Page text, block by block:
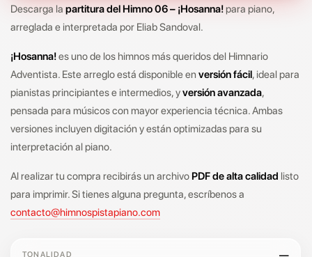
Descarga la partitura del Himno 06 – ¡Hosanna!para piano,
arreglada e interpretada por Eliab Sandoval.
¡Hosanna!es uno de los himnos más queridos del Himnario
Adventista. Este arreglo está disponible en versión fácil, ideal para
pianistas principiantes e intermedios, yversión avanzada,
pensada para músicos con mayor experiencia técnica. Ambas
versiones incluyen digitación y están optimizadas para su
interpretación al piano.
Al realizar tu compra recibirás un archivo PDF de alta calidad listo
para imprimir. Si tienes alguna pregunta, escríbenos a
contacto@himnospistapiano.com
TONALIDAD